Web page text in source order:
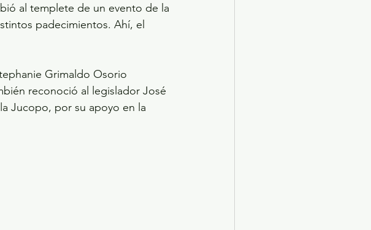
al templete de un evento de la
padecimientos. Ahí, el
Grimaldo Osorio
reconoció al legislador José
Jucopo, por su apoyo en la